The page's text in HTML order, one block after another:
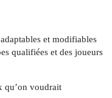
et modifiables
qualifiées et des joueurs
qu’on voudrait